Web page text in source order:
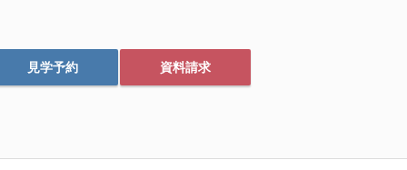
見学予約 資料請求